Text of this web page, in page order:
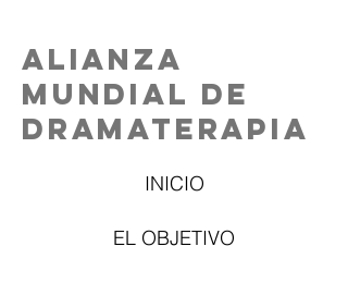
Alianza
Mundial de
Dramaterapia
INICIO
EL OBJETIVO